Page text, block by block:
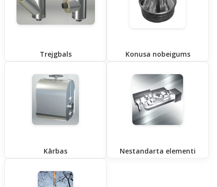
Trejgbals Konusa nobeigums
Kārbas Nestandarta elementi